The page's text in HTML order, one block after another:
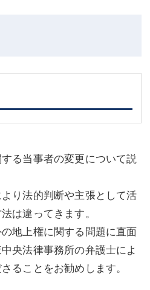
る当事者の変更について説
り法的判断や主張として活
は違ってきます。
地上権に関する問題に直面
央法律事務所の弁護士によ
ることをお勧めします。